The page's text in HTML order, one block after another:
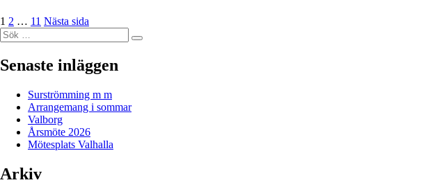
Sidnumrering
för
inlägg
Sida
1 Sida
2 … Sida
11 Nästa sida
Sök
efter:
Sök
Senaste inläggen
Surströmming m m
Arrangemang i sommar
Valborg
Årsmöte 2026
Mötesplats Valhalla
Arkiv